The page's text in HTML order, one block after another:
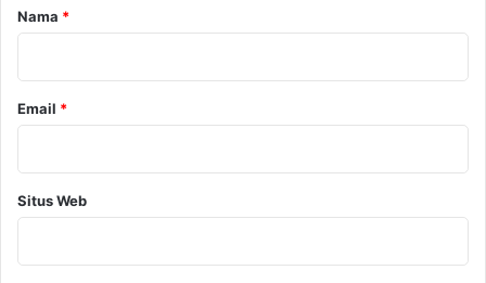
r
Nama *
Email *
Situs Web